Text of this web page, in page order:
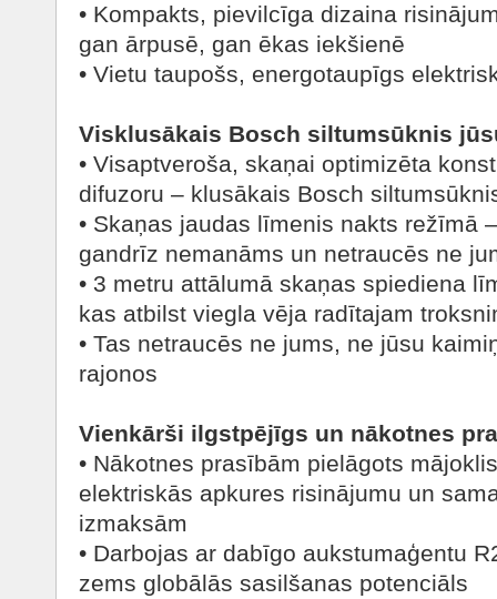
• Kompakts, pievilcīga dizaina
gan ārpusē, gan ēkas iekšienē
• Vietu taupošs, energotaupīgs
Visklusākais Bosch siltumsūknis
• Visaptveroša, skaņai optimizēta
difuzoru – klusākais Bosch
• Skaņas jaudas līmenis nakts režīmā
gandrīz nemanāms un netraucēs ne
• 3 metru attālumā skaņas spiediena
kas atbilst viegla vēja radītajam
• Tas netraucēs ne jums, ne jūsu
rajonos
Vienkārši ilgstpējīgs un nākotnes
• Nākotnes prasībām pielāgots
elektriskās apkures risinājumu un
izmaksām
• Darbojas ar dabīgo aukstumaģentu
zems globālās sasilšanas potenciāls